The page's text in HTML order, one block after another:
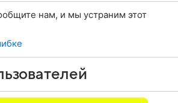
нам, и мы устраним этот